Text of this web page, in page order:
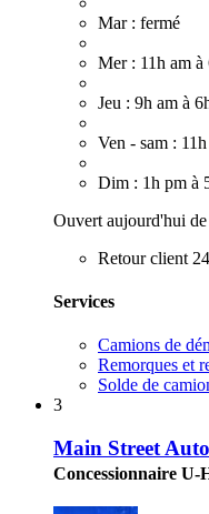
Mar : fermé
Mer : 11h am à
Jeu : 9h am à
Ven - sam :
Dim : 1h pm à
Ouvert aujourd'hui
Retour client
Services
Camions de
Remorques et
Solde de
3
Main Street Auto
Concessionnaire U-